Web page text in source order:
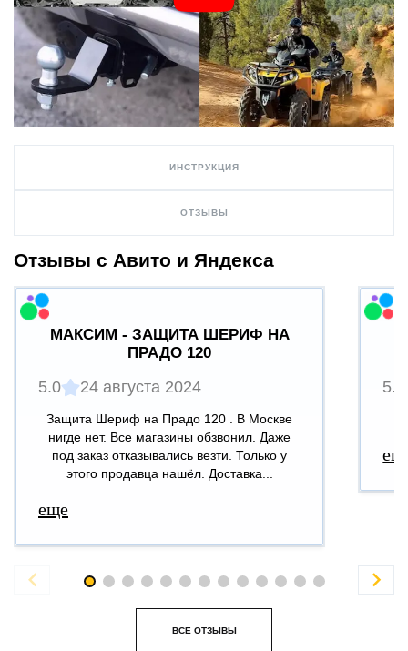
ИНСТРУКЦИЯ
ОТЗЫВЫ
Отзывы с Авито и Яндекса
МАКСИМ - ЗАЩИТА ШЕРИФ НА
ПРАДО 120
5.0 24 августа 2024
Защита Шериф на Прадо 120 . В Москве
нигде нет. Все магазины обзвонил. Даже
под заказ отказывались везти. Только у
этого продавца нашёл. Доставка...
еще
5.0
 
ВСЕ ОТЗЫВЫ